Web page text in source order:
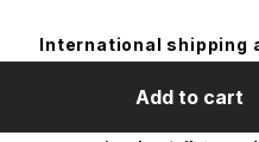
International shipping
Add to cart